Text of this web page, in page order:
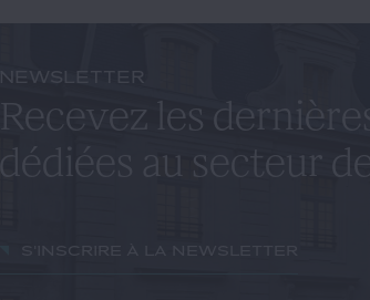
NEWSLETTER
Recevez les
dédiées au secteur
S'inscrire à la newsletter